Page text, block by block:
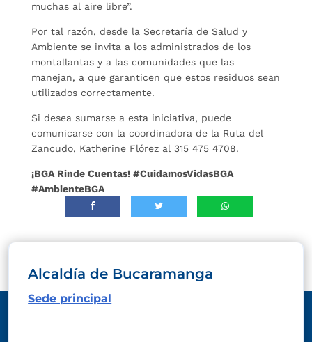
muchas al aire libre”.
Por tal razón, desde la Secretaría de Salud y
Ambiente se invita a los administrados de los
montallantas y a las comunidades que las
manejan, a que garanticen que estos residuos sean
utilizados correctamente.
Si desea sumarse a esta iniciativa, puede
comunicarse con la coordinadora de la Ruta del
Zancudo, Katherine Flórez al 315 475 4708.
¡BGA Rinde Cuentas! #CuidamosVidasBGA
#AmbienteBGA
Alcaldía de Bucaramanga
Sede principal